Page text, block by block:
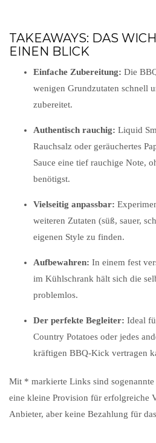
TAKEAWAYS: DAS
EINEN BLICK
Einfache Zubereitung: Die
wenigen Grundzutaten schnell
zubereitet.
Authentisch rauchig: Liquid
Rauchsalz oder geräuchertes
Sauce eine tief rauchige Note,
benötigst.
Vielseitig anpassbar:
weiteren Zutaten (süß, sauer,
eigenen Style zu finden.
Aufbewahren: In einem fest
im Kühlschrank hält sich die
problemlos.
Der perfekte Begleiter: Ideal
Country Potatoes oder jedes
kräftigen BBQ-Kick vertragen
Mit * markierte Links sind
eine kleine Provision für erfolgreiche
Anbieter, aber keine Bezahlung für